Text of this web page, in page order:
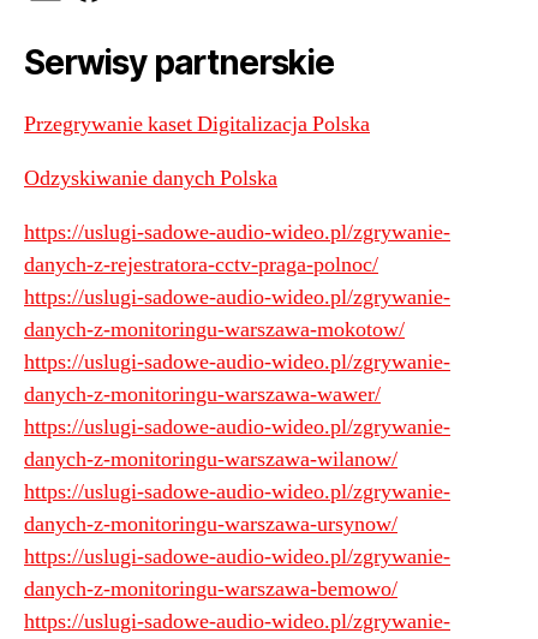
Serwisy partnerskie
Przegrywanie kaset Digitalizacja Polska
Odzyskiwanie danych Polska
https://uslugi-sadowe-audio-wideo.pl/zgrywanie-
danych-z-rejestratora-cctv-praga-polnoc/
https://uslugi-sadowe-audio-wideo.pl/zgrywanie-
danych-z-monitoringu-warszawa-mokotow/
https://uslugi-sadowe-audio-wideo.pl/zgrywanie-
danych-z-monitoringu-warszawa-wawer/
https://uslugi-sadowe-audio-wideo.pl/zgrywanie-
danych-z-monitoringu-warszawa-wilanow/
https://uslugi-sadowe-audio-wideo.pl/zgrywanie-
danych-z-monitoringu-warszawa-ursynow/
https://uslugi-sadowe-audio-wideo.pl/zgrywanie-
danych-z-monitoringu-warszawa-bemowo/
https://uslugi-sadowe-audio-wideo.pl/zgrywanie-